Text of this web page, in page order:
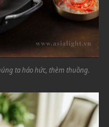
ta háo hức, thèm thuồng.